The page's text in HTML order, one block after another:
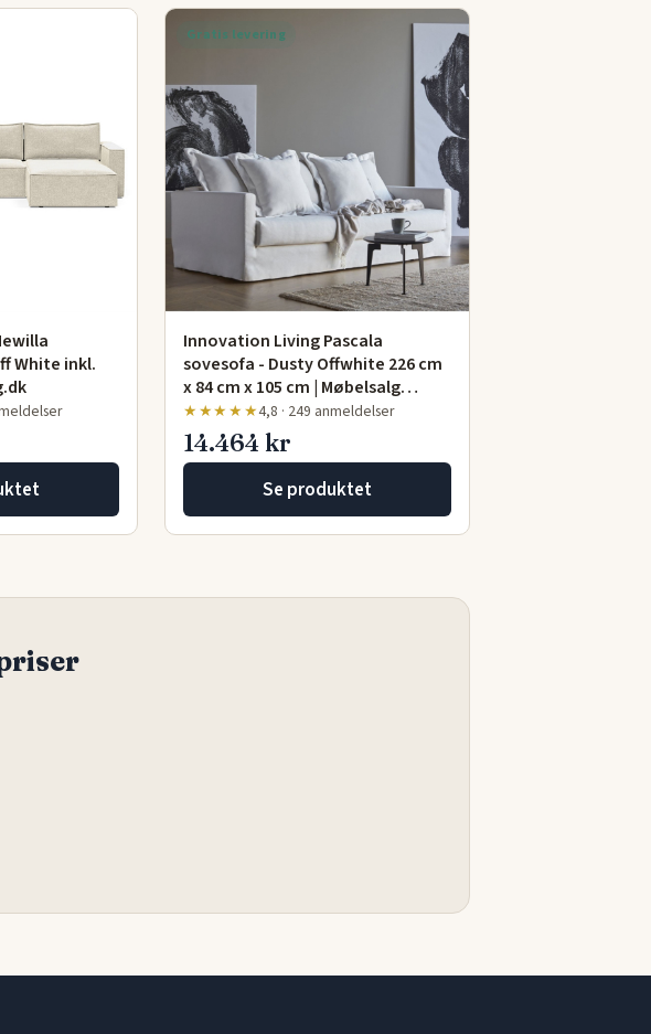
White inkl.
Gratis levering
Innovation Living Pascala
sovesofa - Dusty Offwhite 226 cm
x 84 cm x 105 cm | Møbelsalg…
★★★★★4,8 · 249 anmeldelser
14.464 kr
Se produktet